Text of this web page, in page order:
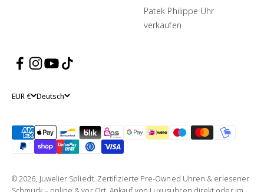
Patek Philippe Uhr
verkaufen
EUR € Deutsch
© 2026, Juwelier Spliedt. Zertifizierte Pre-Owned Uhren & erlesener